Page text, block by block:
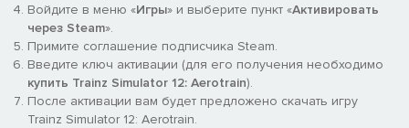
Войдите в меню «Игры» и выберите пункт «Активировать
через Steam».
Примите соглашение подписчика Steam.
Введите ключ активации (для его получения необходимо
купить Trainz Simulator 12: Aerotrain).
После активации вам будет предложено скачать игру
Trainz Simulator 12: Aerotrain.